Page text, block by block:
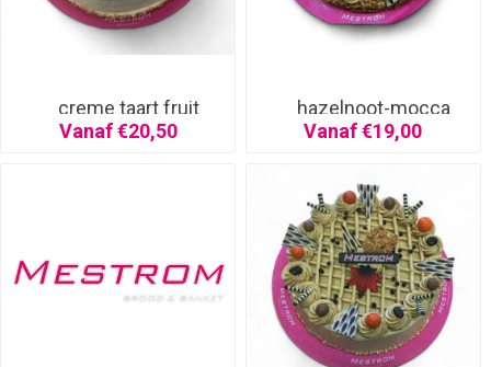
creme taart fruit
Vanaf €20,50
hazelnoot-mocca
creme taart
Vanaf €19,00